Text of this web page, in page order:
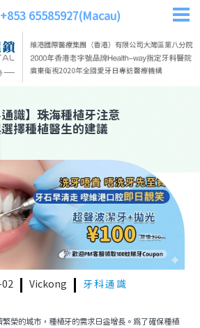
+853 65585927(Macau)
識】 珠海種植牙注意
擇種植醫生的建議
02 Vickong 牙科通識
榮的城市，種植牙的需求日益增長。爲了確保種植